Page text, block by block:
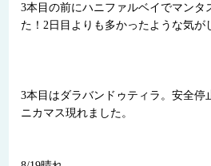
3本目の前にハニファルベイでマンタ
た！2日目よりも多かったような気が
3本目はダラバンドゥティラ。安全停
ニカマス現れました。